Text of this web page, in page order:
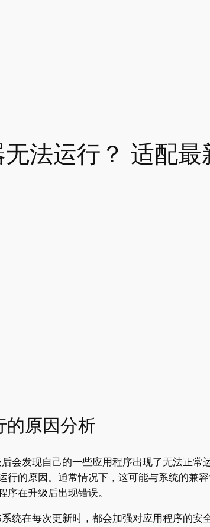
法运行？ 适配最
的原因分析
会发现自己的一些应用程序出现了无法正常
的原因。通常情况下，这可能与系统的兼
在升级后出现错误。
统在每次更新时，都会加强对应用程序的安